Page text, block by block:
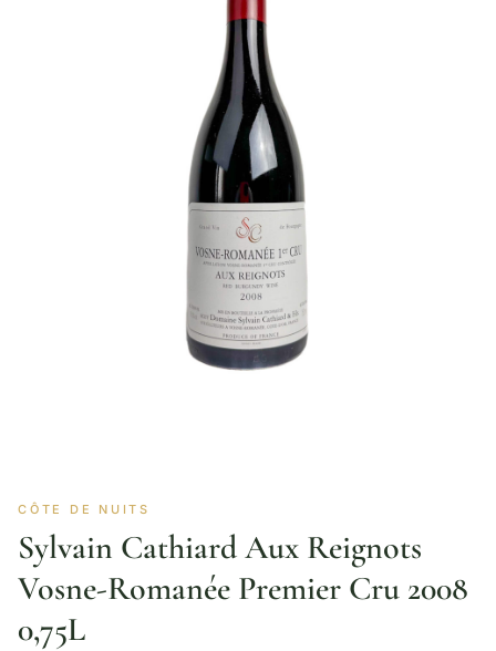
CÔTE DE NUITS
Sylvain Cathiard Aux Reignots
Vosne-Romanée Premier Cru 2008
0,75L